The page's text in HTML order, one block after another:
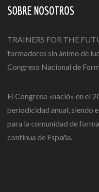
SOBRE NOSOTROS
TRAINERS FOR THE
formadores sin ánimo de
Congreso Nacional de
El Congreso «nació» en el
periodicidad anual, siendo
para la comunidad de
continua de España.